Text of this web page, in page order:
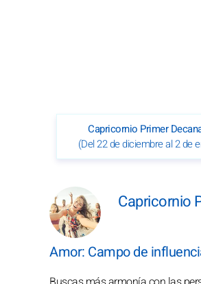
Capricornio Primer
(Del 22 de diciembre al 2 de
Capricornio
Amor: Campo de